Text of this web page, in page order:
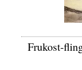
Frukost-